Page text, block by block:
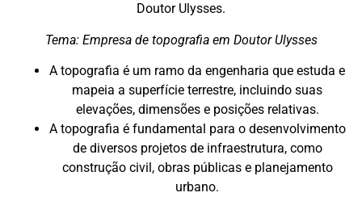
Doutor Ulysses.
Tema: Empresa de topografia em Doutor Ulysses
A topografia é um ramo da engenharia que estuda e
mapeia a superfície terrestre, incluindo suas
elevações, dimensões e posições relativas.
A topografia é fundamental para o desenvolvimento
de diversos projetos de infraestrutura, como
construção civil, obras públicas e planejamento
urbano.